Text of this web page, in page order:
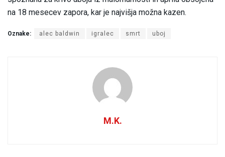
na 18 mesecev zapora, kar je najvišja možna kazen.
Oznake: alec baldwin igralec smrt uboj
M.K.